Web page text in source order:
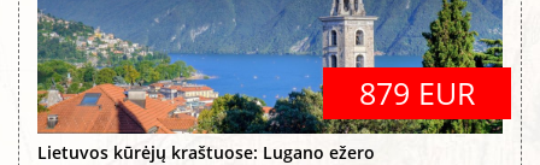
879 EUR
Lietuvos kūrėjų kraštuose: Lugano ežero